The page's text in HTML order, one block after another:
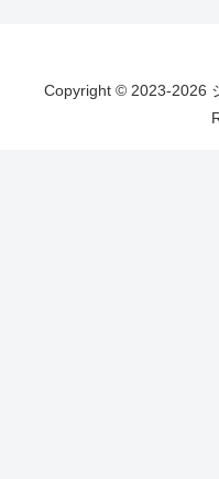
Copyright © 2023-2026